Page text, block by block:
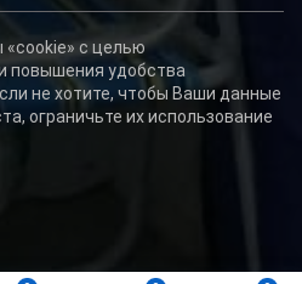
«cookie» с целью
повышения удобства
не хотите, чтобы Ваши данные
ограничьте их использование